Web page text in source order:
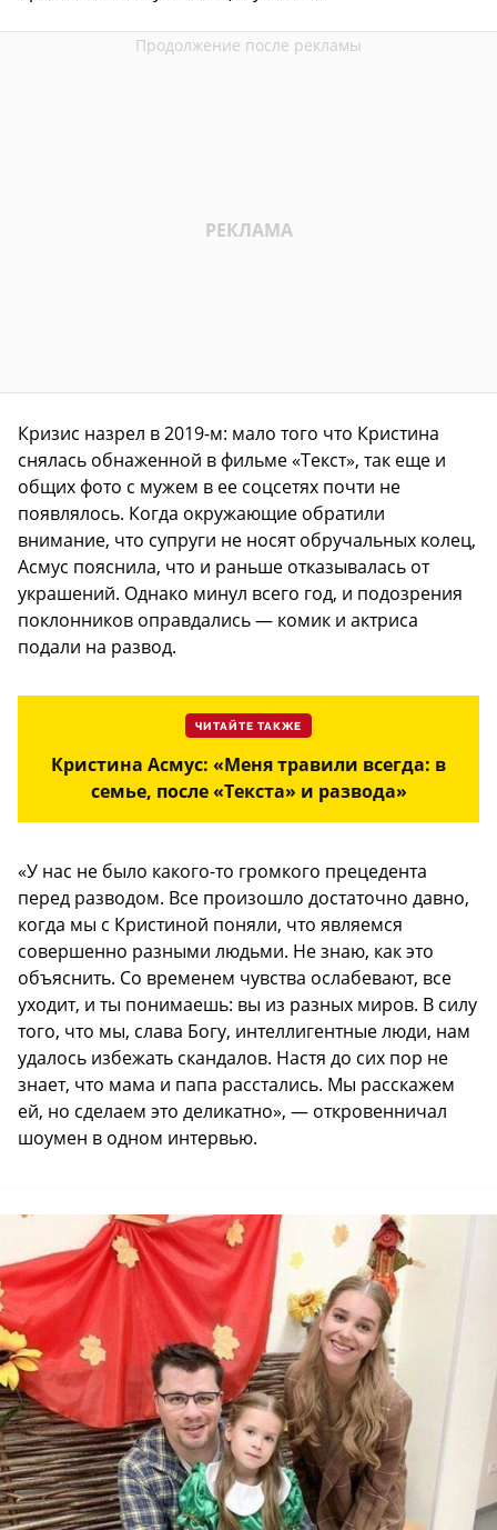
Кризис назрел в 2019-м: мало того что Кристина
снялась обнаженной в фильме «Текст», так еще и
общих фото с мужем в ее соцсетях почти не
появлялось. Когда окружающие обратили
внимание, что супруги не носят обручальных колец,
Асмус пояснила, что и раньше отказывалась от
украшений. Однако минул всего год, и подозрения
поклонников оправдались — комик и актриса
подали на развод.
ЧИТАЙТЕ ТАКЖЕ
Кристина Асмус: «Меня травили всегда: в
семье, после «Текста» и развода»
«У нас не было какого-то громкого прецедента
перед разводом. Все произошло достаточно давно,
когда мы с Кристиной поняли, что являемся
совершенно разными людьми. Не знаю, как это
объяснить. Со временем чувства ослабевают, все
уходит, и ты понимаешь: вы из разных миров. В силу
того, что мы, слава Богу, интеллигентные люди, нам
удалось избежать скандалов. Настя до сих пор не
знает, что мама и папа расстались. Мы расскажем
ей, но сделаем это деликатно», — откровенничал
шоумен в одном интервью.